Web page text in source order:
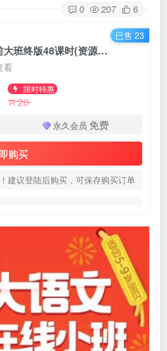
0 207 6
【诸葛学堂】明兮大语文学前大班终版48课时(资源合计42.92GB）百度网盘下载
看
限时特惠
R20
永久会员 免费
购买
建议登陆后购买，可保存购买订单
已售 23